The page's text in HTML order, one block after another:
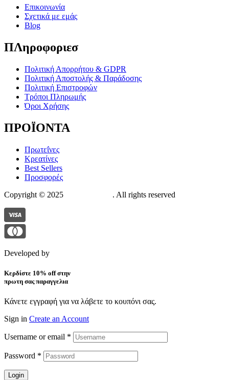
Επικοινωνία
Σχετικά με εμάς
Blog
ΠΛηροφοριεσ
Πολιτική Απορρήτου & GDPR
Πολιτική Αποστολής & Παράδοσης
Πολιτική Επιστροφών
Τρόποι Πληρωμής
Όροι Χρήσης
ΠΡΟΪΟΝΤΑ
Πρωτεΐνες
Κρεατίνες
Best Sellers
Προσφορές
Copyright © 2025
. All rights reserved
Developed by
Κερδίστε 10% off στην
πρωτη σας παραγγελια
Κάνετε εγγραφή για να λάβετε το κουπόνι σας.
Sign in Create an Account
Username or email *
Password *
Login